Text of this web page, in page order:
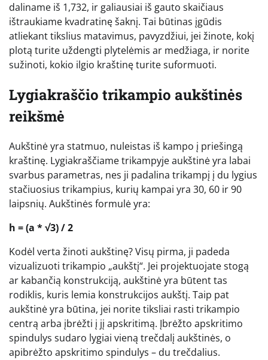
daliname iš 1,732, ir galiausiai iš gauto skaičiaus
ištraukiame kvadratinę šaknį. Tai būtinas įgūdis
atliekant tikslius matavimus, pavyzdžiui, jei žinote, kokį
plotą turite uždengti plytelėmis ar medžiaga, ir norite
sužinoti, kokio ilgio kraštinę turite suformuoti.
Lygiakraščio trikampio aukštinės
reikšmė
Aukštinė yra statmuo, nuleistas iš kampo į priešingą
kraštinę. Lygiakraščiame trikampyje aukštinė yra labai
svarbus parametras, nes ji padalina trikampį į du lygius
stačiuosius trikampius, kurių kampai yra 30, 60 ir 90
laipsnių. Aukštinės formulė yra:
h = (a * √3) / 2
Kodėl verta žinoti aukštinę? Visų pirma, ji padeda
vizualizuoti trikampio „aukštį“. Jei projektuojate stogą
ar kabančią konstrukciją, aukštinė yra būtent tas
rodiklis, kuris lemia konstrukcijos aukštį. Taip pat
aukštinė yra būtina, jei norite tiksliai rasti trikampio
centrą arba įbrėžti į jį apskritimą. Įbrėžto apskritimo
spindulys sudaro lygiai vieną trečdalį aukštinės, o
apibrėžto apskritimo spindulys – du trečdalius.